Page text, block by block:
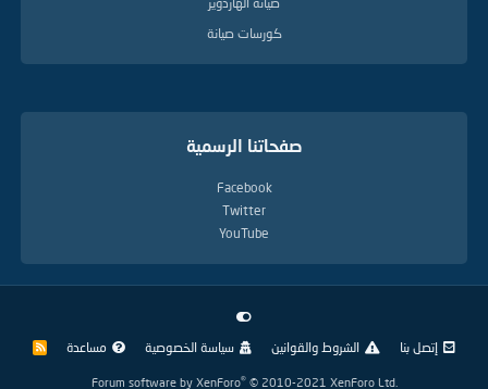
كورسات صيانة
صفحاتنا الرسمية
Facebook
Twitter
YouTube
إتصل بنا الشروط والقوانين سياسة الخصوصية مساعدة
R
Forum software by XenForo® © 2010-2021 XenForo Ltd.